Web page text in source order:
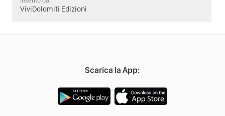
ViviDolomiti Edizioni
Scarica la App: